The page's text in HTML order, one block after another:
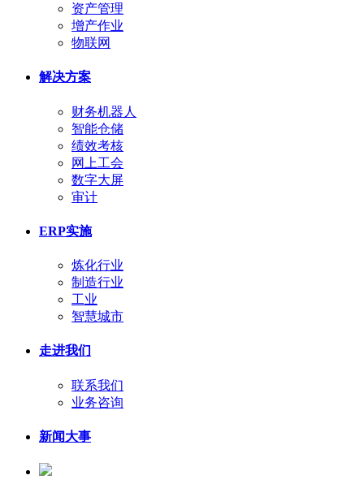
资产管理
增产作业
物联网
解决方案
财务机器人
智能仓储
绩效考核
网上工会
数字大屏
审计
ERP实施
炼化行业
制造行业
工业
智慧城市
走进我们
联系我们
业务咨询
新闻大事